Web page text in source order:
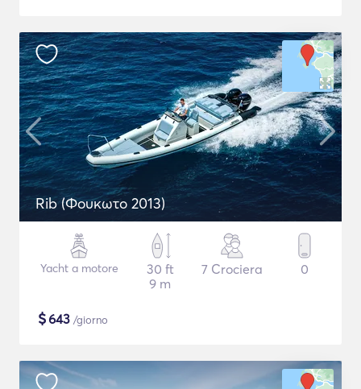
Rib (Φουκωτο 2013)
Yacht a motore
30 ft
9 m
7 Crociera 0
$643 /giorno